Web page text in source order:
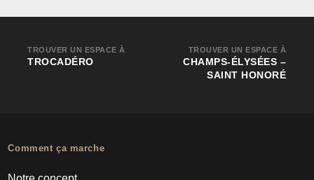
TROUVER UN ESPACE À
TROCADÉRO
TROUVER UN ESPACE À
CHAMPS-ÉLYSÉES –
SAINT HONORÉ
Comment ça marche